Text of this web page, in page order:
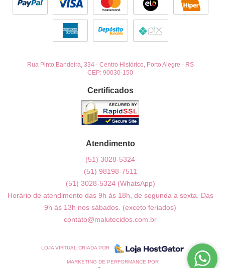
Rua Pinto Bandeira, 334- Centro Histórico, Porto Alegre - RS
CEP: 90030-150
Certificados
Atendimento
(51) 3028-5324
(51) 98198-7511
(51) 3028-5324 (WhatsApp)
Horário de atendimento das 9h às 18h, de segunda a sexta. Das
9h às 13h nos sábados. (exceto feriados)
contato@malutecidos.com.br
LOJA VIRTUAL CRIADA POR
MARKETING DE PERFORMANCE POR